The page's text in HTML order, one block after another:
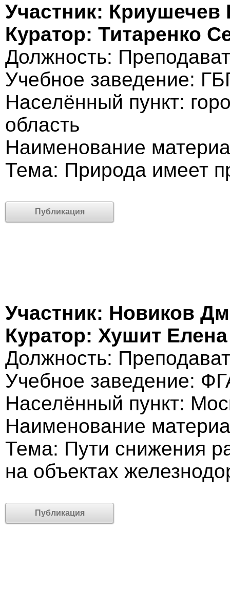
Участник: Криушечев
Куратор: Титаренко
Должность:
Учебное заведение:
Населённый пункт:
область
Наименование
Тема: Природа имеет
Публикация
Участник: Новиков
Куратор: Хушит
Должность:
Учебное заведение:
Населённый пункт:
Наименование
Тема: Пути снижения
на объектах
Публикация